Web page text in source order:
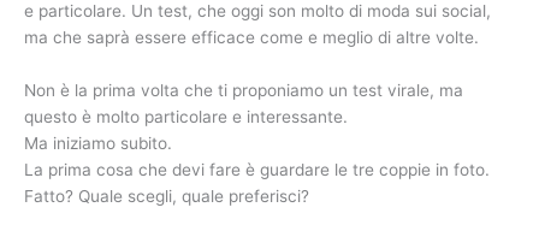
e particolare. Un test, che oggi son molto di moda sui social,
ma che saprà essere efficace come e meglio di altre volte.
Non è la prima volta che ti proponiamo un test virale, ma
questo è molto particolare e interessante.
Ma iniziamo subito.
La prima cosa che devi fare è guardare le tre coppie in foto.
Fatto? Quale scegli, quale preferisci?